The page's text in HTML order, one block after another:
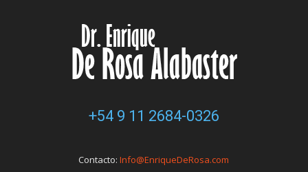
+54 9 11 2684-0326
Contacto:Info@EnriqueDeRosa.com